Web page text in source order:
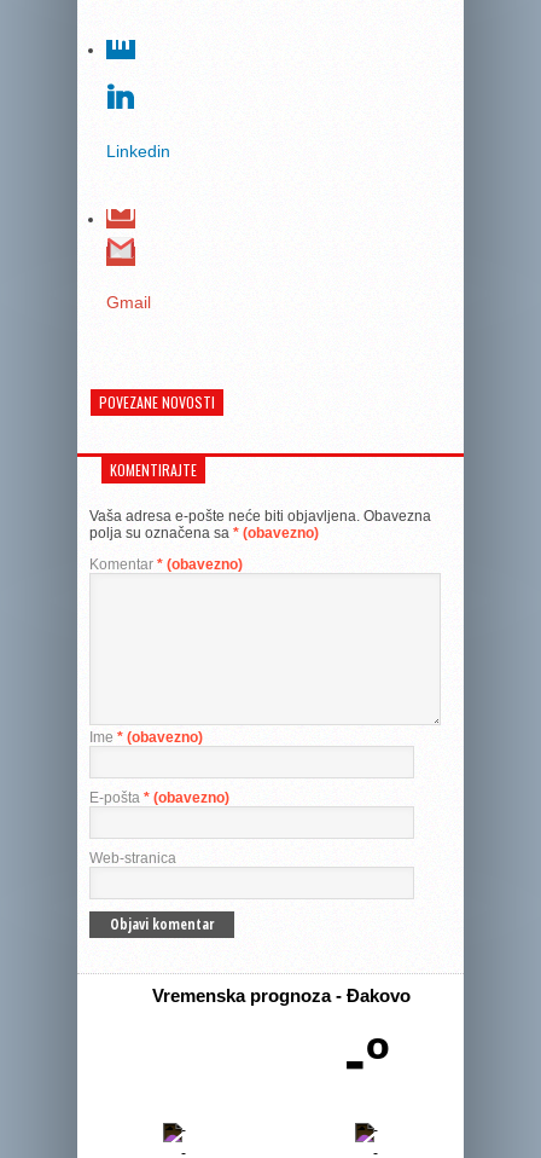
Linkedin
Gmail
POVEZANE NOVOSTI
KOMENTIRAJTE
Vaša adresa e-pošte neće biti objavljena. Obavezna
polja su označena sa * (obavezno)
Komentar * (obavezno)
Ime * (obavezno)
E-pošta * (obavezno)
Web-stranica
Vremenska prognoza - Đakovo
-º
-
-
-
-